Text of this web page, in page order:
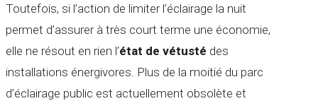
Toutefois, si l’action de limiter l’éclairage la nuit
permet d’assurer à très court terme une économie,
elle ne résout en rien l’état de vétusté des
installations énergivores. Plus de la moitié du parc
d’éclairage public est actuellement obsolète et